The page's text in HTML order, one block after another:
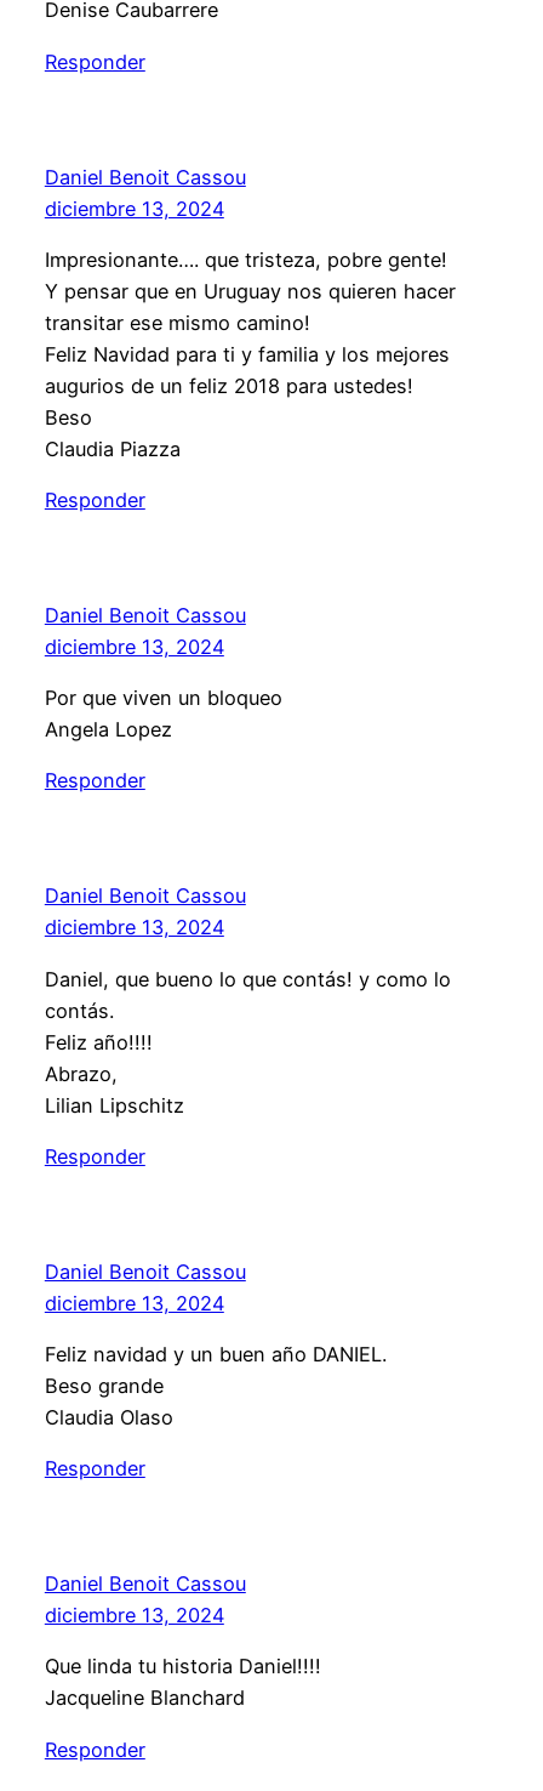
Denise Caubarrere
Responder
Daniel Benoit Cassou
diciembre 13, 2024
Impresionante…. que tristeza, pobre gente!
Y pensar que en Uruguay nos quieren hacer
transitar ese mismo camino!
Feliz Navidad para ti y familia y los mejores
augurios de un feliz 2018 para ustedes!
Beso
Claudia Piazza
Responder
Daniel Benoit Cassou
diciembre 13, 2024
Por que viven un bloqueo
Angela Lopez
Responder
Daniel Benoit Cassou
diciembre 13, 2024
Daniel, que bueno lo que contás! y como lo
contás.
Feliz año!!!!
Abrazo,
Lilian Lipschitz
Responder
Daniel Benoit Cassou
diciembre 13, 2024
Feliz navidad y un buen año DANIEL.
Beso grande
Claudia Olaso
Responder
Daniel Benoit Cassou
diciembre 13, 2024
Que linda tu historia Daniel!!!!
Jacqueline Blanchard
Responder